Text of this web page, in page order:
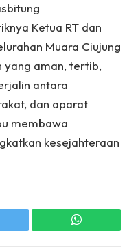
Ketua RT dan
Muara Ciujung
yang aman, tertib,
antara
dan aparat
membawa
kesejahteraan
WhatsApp